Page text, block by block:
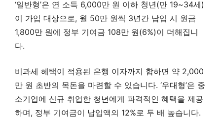
‘일반형’은 연 소득 6,000만 원 이하 청년(만 19~34세)
이 가입 대상으로, 월 50만 원씩 3년간 납입 시 원금
1,800만 원에 정부 기여금 108만 원(6%)이 더해집니
다.
비과세 혜택이 적용된 은행 이자까지 합하면 약 2,000
만 원 초반의 목돈을 마련할 수 있습니다. ‘우대형’은 중
소기업에 신규 취업한 청년에게 파격적인 혜택을 제공
하며, 정부 기여금이 납입액의 12%로 두 배 높습니다.